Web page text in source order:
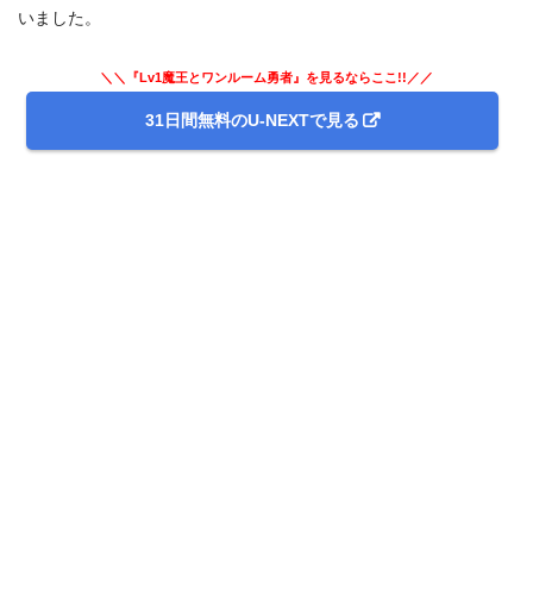
いました。
＼＼『Lv1魔王とワンルーム勇者』を見るならここ!!／／
31日間無料のU-NEXTで見る